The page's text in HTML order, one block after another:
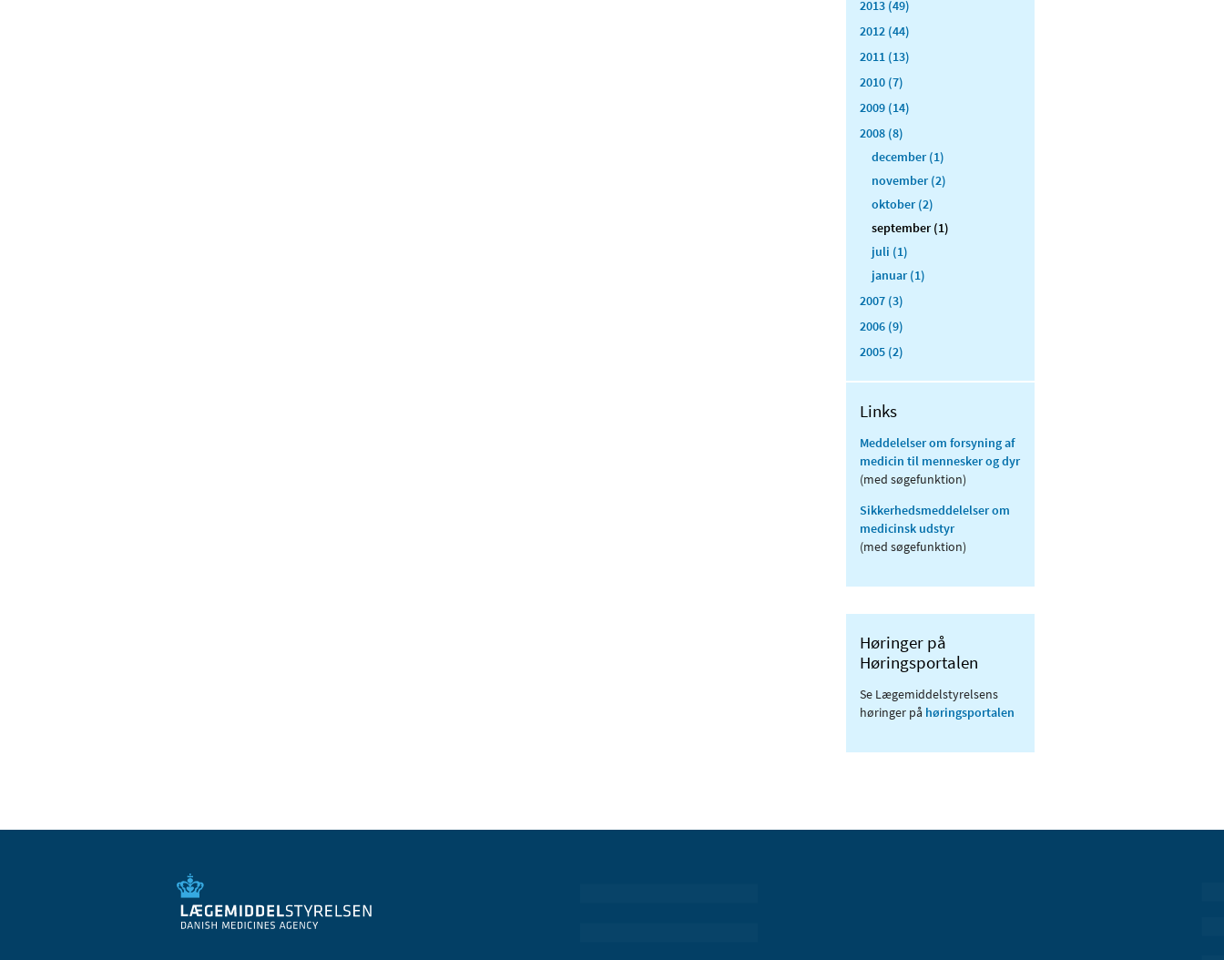
2013 (49)
2012 (44)
2011 (13)
2010 (7)
2009 (14)
2008 (8)
december (1)
november (2)
oktober (2)
september (1)
juli (1)
januar (1)
2007 (3)
2006 (9)
2005 (2)
Links
Meddelelser om forsyning af
medicin til mennesker og dyr
(med søgefunktion)
Sikkerhedsmeddelelser om
medicinsk udstyr
(med søgefunktion)
Høringer på
Høringsportalen
Se Lægemiddelstyrelsens
høringer på høringsportalen